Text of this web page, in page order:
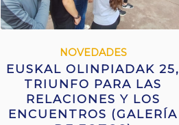
NOVEDADES
EUSKAL OLINPIADAK 25,
TRIUNFO PARA LAS
RELACIONES Y LOS
ENCUENTROS (GALERÍA